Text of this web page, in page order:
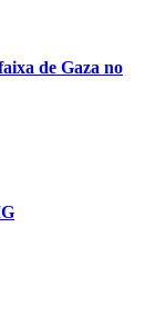
de Gaza no